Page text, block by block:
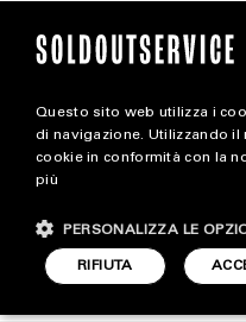
#SAUL
Questo sito web utilizza i
di navigazione. Utilizzando
cookie in conformità con la
più
RIFIUTA
PERSONALIZZA LE